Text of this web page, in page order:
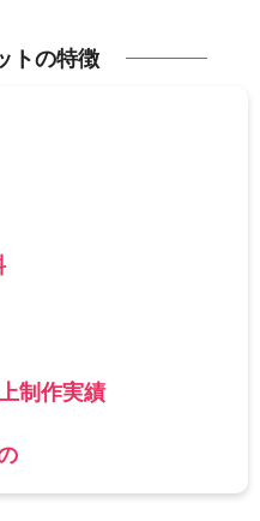
トの特徴
制作実績